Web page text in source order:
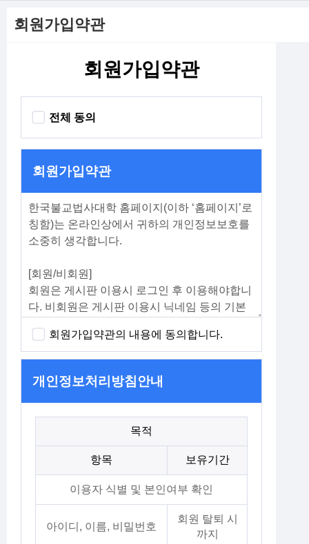
회원가입약관
회원가입약관
전체 동의
회원가입약관
회원가입약관의 내용에 동의합니다.
개인정보처리방침안내
목적
항목 보유기간
이용자 식별 및 본인여부 확인
아이디, 이름, 비밀번호
회원 탈퇴 시
까지